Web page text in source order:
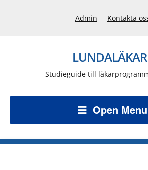
Admin Kontakta
Studieguide till
Open Menu